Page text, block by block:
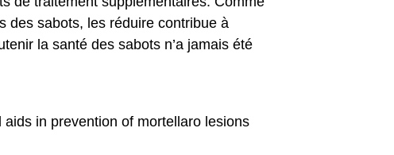
des sabots, les réduire contribue à
la santé des sabots n’a jamais été